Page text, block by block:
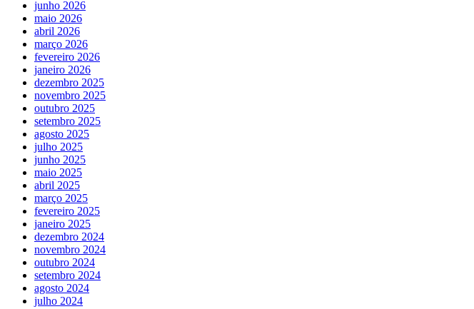
junho 2026
maio 2026
abril 2026
março 2026
fevereiro 2026
janeiro 2026
dezembro 2025
novembro 2025
outubro 2025
setembro 2025
agosto 2025
julho 2025
junho 2025
maio 2025
abril 2025
março 2025
fevereiro 2025
janeiro 2025
dezembro 2024
novembro 2024
outubro 2024
setembro 2024
agosto 2024
julho 2024